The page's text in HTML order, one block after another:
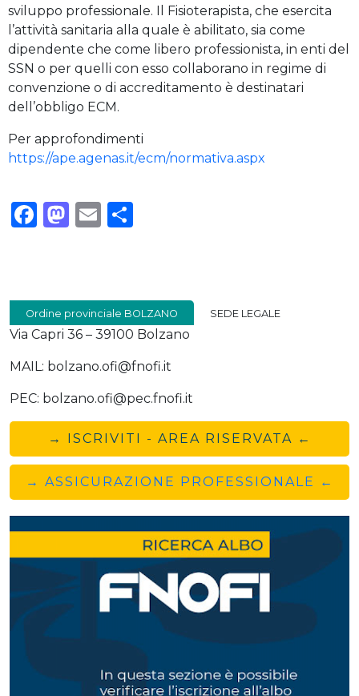
sviluppo professionale. Il Fisioterapista, che esercita
l’attività sanitaria alla quale è abilitato, sia come
dipendente che come libero professionista, in enti del
SSN o per quelli con esso collaborano in regime di
convenzione o di accreditamento è destinatari
dell’obbligo ECM.
Per approfondimenti
https://ape.agenas.it/ecm/normativa.aspx
Facebook
Mastodon
Email
Ordine provinciale BOLZANO SEDE LEGALE
Via Capri 36 – 39100 Bolzano
MAIL: bolzano.ofi@fnofi.it
PEC: bolzano.ofi@pec.fnofi.it
→ ISCRIVITI - AREA RISERVATA ←
→ ASSICURAZIONE PROFESSIONALE ←